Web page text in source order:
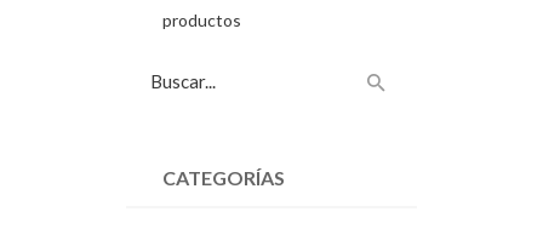
productos
CATEGORÍAS